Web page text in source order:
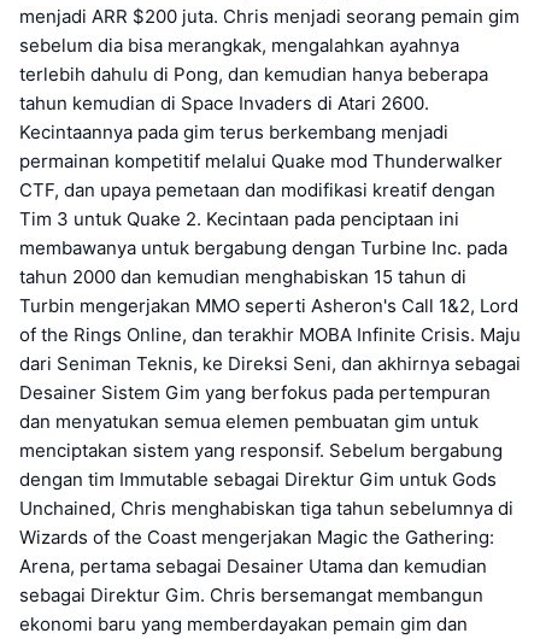
menjadi ARR $200 juta. Chris menjadi seorang pemain gim
sebelum dia bisa merangkak, mengalahkan ayahnya
terlebih dahulu di Pong, dan kemudian hanya beberapa
tahun kemudian di Space Invaders di Atari 2600.
Kecintaannya pada gim terus berkembang menjadi
permainan kompetitif melalui Quake mod Thunderwalker
CTF, dan upaya pemetaan dan modifikasi kreatif dengan
Tim 3 untuk Quake 2. Kecintaan pada penciptaan ini
membawanya untuk bergabung dengan Turbine Inc. pada
tahun 2000 dan kemudian menghabiskan 15 tahun di
Turbin mengerjakan MMO seperti Asheron's Call 1&2, Lord
of the Rings Online, dan terakhir MOBA Infinite Crisis. Maju
dari Seniman Teknis, ke Direksi Seni, dan akhirnya sebagai
Desainer Sistem Gim yang berfokus pada pertempuran
dan menyatukan semua elemen pembuatan gim untuk
menciptakan sistem yang responsif. Sebelum bergabung
dengan tim Immutable sebagai Direktur Gim untuk Gods
Unchained, Chris menghabiskan tiga tahun sebelumnya di
Wizards of the Coast mengerjakan Magic the Gathering:
Arena, pertama sebagai Desainer Utama dan kemudian
sebagai Direktur Gim. Chris bersemangat membangun
ekonomi baru yang memberdayakan pemain gim dan